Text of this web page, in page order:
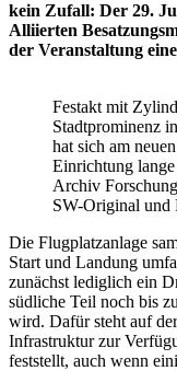
kein Zufall: Der 29.
Alliierten
der Veranstaltung
Festakt mit
Stadtprominenz
hat sich am
Einrichtung
Archiv
SW-Original und
Die Flugplatzanlage
Start und Landung
zunächst lediglich ein
südliche Teil noch bis
wird. Dafür steht auf
Infrastruktur zur
feststellt, auch wenn